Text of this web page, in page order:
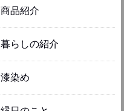
商品紹介
暮らしの紹介
漆染め